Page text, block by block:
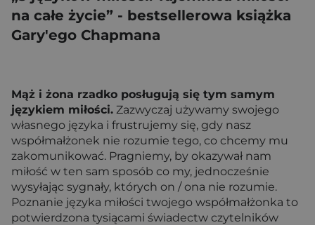
na całe życie” - bestsellerowa książka
Gary'ego Chapmana
Mąż i żona rzadko posługują się tym samym
językiem miłości. Zazwyczaj używamy swojego
własnego języka i frustrujemy się, gdy nasz
współmałżonek nie rozumie tego, co chcemy mu
zakomunikować. Pragniemy, by okazywał nam
miłość w ten sam sposób co my, jednocześnie
wysyłając sygnały, których on / ona nie rozumie.
Poznanie języka miłości twojego współmałżonka to
potwierdzona tysiącami świadectw czytelników